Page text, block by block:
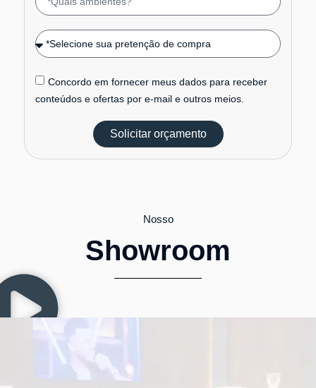
Concordo em fornecer meus dados para receber
conteúdos e ofertas por e-mail e outros meios.
Solicitar orçamento
Nosso
Showroom